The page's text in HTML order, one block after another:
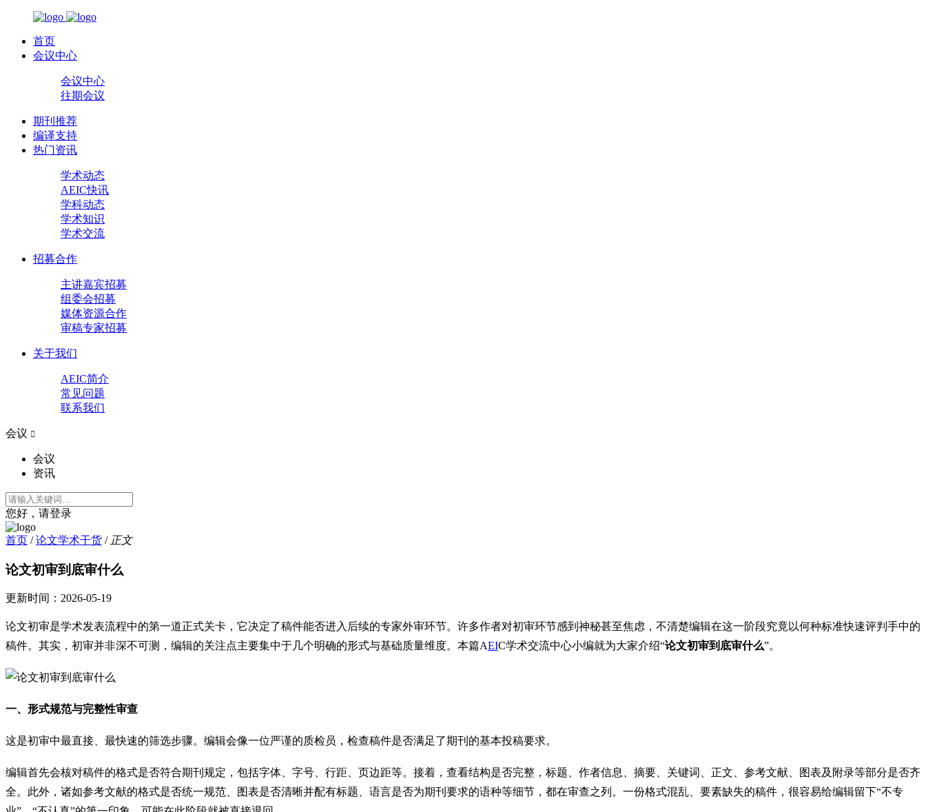
首页
会议中心
会议中心
往期会议
期刊推荐
编译支持
热门资讯
学术动态
AEIC快讯
学科动态
学术知识
学术交流
招募合作
主讲嘉宾招募
组委会招募
媒体资源合作
审稿专家招募
关于我们
AEIC简介
常见问题
联系我们
会议 
会议
资讯
您好，请登录
首页 / 论文学术干货 / 正文
论文初审到底审什么
更新时间： 2026-05-19
论文初审是学术发表流程中的第一道正式关卡，它决定了稿件能否进入后续的专家外审环节。许多作者对初审环节感到神秘甚至焦虑，不清楚编辑在这一阶段究竟以何种标准快速评判手中的
稿件。其实，初审并非深不可测，编辑的关注点主要集中于几个明确的形式与基础质量维度。本篇AEIC学术交流中心小编就为大家介绍“论文初审到底审什么”。
一、形式规范与完整性审查
这是初审中最直接、最快速的筛选步骤。编辑会像一位严谨的质检员，检查稿件是否满足了期刊的基本投稿要求。
编辑首先会核对稿件的格式是否符合期刊规定，包括字体、字号、行距、页边距等。接着，查看结构是否完整，标题、作者信息、摘要、关键词、正文、参考文献、图表及附录等部分是否齐
全。此外，诸如参考文献的格式是否统一规范、图表是否清晰并配有标题、语言是否为期刊要求的语种等细节，都在审查之列。一份格式混乱、要素缺失的稿件，很容易给编辑留下“不专